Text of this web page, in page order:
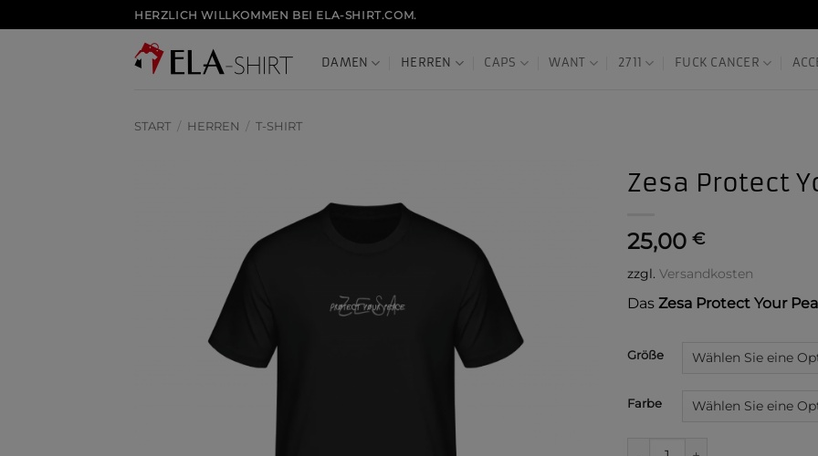
Inhalt
HERZLICH WILLKOMMEN BEI ELA-SHIRT.COM.
DAMEN HERREN CAPS WANT 2711 FUCK CANCER
START / HERREN / T-SHIRT
Zesa Protect
25,00 €
zzgl. Versandkosten
Das Zesa Protect Your
Größe
Farbe
Zesa Protect Your Peace T-